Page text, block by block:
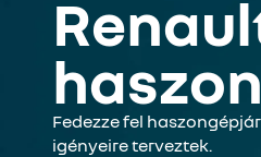
Fedezze fel
igényeire terveztek.